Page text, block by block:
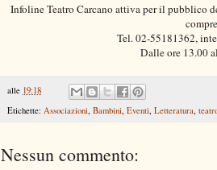
Infoline Teatro Carcano attiva per il pubblico
Tel. 02-55181362,
Dalle ore 13.00
alle 19:18
Etichette: Associazioni, Bambini, Eventi, Letteratura,
Nessun commento: